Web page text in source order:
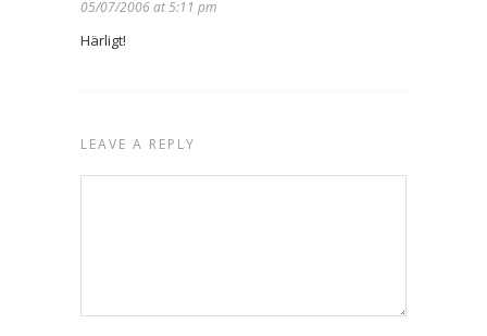
05/07/2006 at 5:11 pm
Härligt!
LEAVE A REPLY